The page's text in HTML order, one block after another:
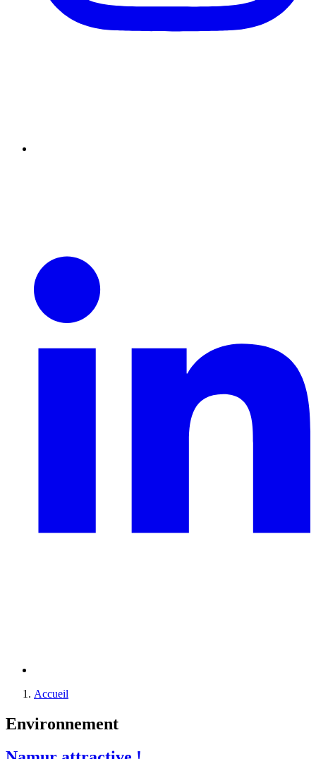
Accueil
Environnement